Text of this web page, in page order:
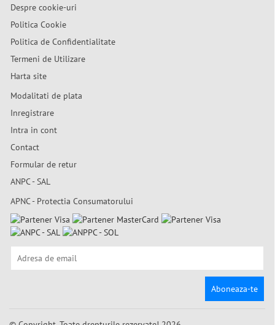
Despre cookie-uri
Politica Cookie
Politica de Confidentialitate
Termeni de Utilizare
Harta site
Modalitati de plata
Inregistrare
Intra in cont
Contact
Formular de retur
ANPC - SAL
APNC - Protectia Consumatorului
Aboneaza-te